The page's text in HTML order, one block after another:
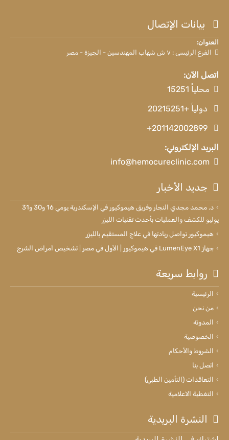
بيانات الإتصال
العنوان:
الفرع الرئيسى : ٧ ش شهاب المهندسين - الجيزة - مصر
اتصل الآن:
محلياً 15251
دولياً +20215251
+201142002899
البريد الإلكتروني:
info@hemocureclinic.com
جديد الأخبار
د. محمد مجدي النجار وفريق هيموكيور في الإسكندرية يومي 16 و30 و31
يوليو للكشف والعمليات بأحدث تقنيات الليزر
هيموكيور تواصل ريادتها في علاج المستقيم بالليزر
جهاز LumenEye X1 في هيموكيور | الأول في مصر | تشخيص أمراض الشرج
روابط سريعة
الرئيسية
من نحن
المدونة
الخصوصية
الشروط والأحكام
اتصل بنا
التعاقدات (التأمين الطبي)
التغطية الاعلامية
النشرة البريدية